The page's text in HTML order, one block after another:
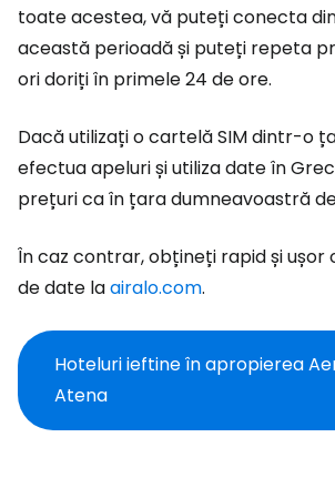
toate acestea, vă puteți conecta
această perioadă și puteți repeta
ori doriți în primele 24 de ore.
Dacă utilizați o cartelă SIM dintr-o
efectua apeluri și utiliza date în
prețuri ca în țara dumneavoastră
În caz contrar, obțineți rapid și
de date laairalo.com.
Hoteluri ieftine în apropierea
Atena